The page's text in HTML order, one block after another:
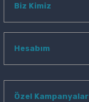
Biz Kimiz
Hesabım
Özel Kampanyalar